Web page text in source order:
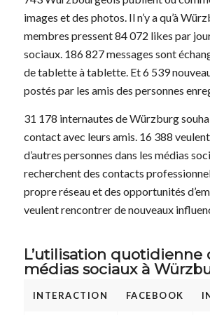
images et des photos. Il n’y a qu’à
membres pressent 84 072 likes par
sociaux. 186 827 messages sont
de tablette à tablette. Et 6 539
postés par les amis des personnes
31 178 internautes de Würzburg
contact avec leurs amis. 16 388
d’autres personnes dans les médias
recherchent des contacts
propre réseau et des opportunités
veulent rencontrer de nouveaux
L’utilisation quotidienne
médias sociaux à
INTERACTION FACEBOOK